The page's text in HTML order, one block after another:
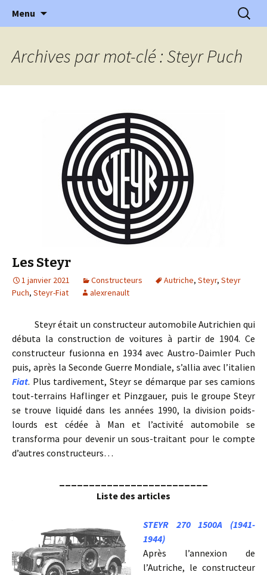
l'Automobile Ancienne
l'automobile ancienne : articles, historiques
…
Menu
Archives par mot-clé : Steyr Puch
Les Steyr
1 janvier 2021 Constructeurs Autriche, Steyr, Steyr
Puch, Steyr-Fiat alexrenault
Steyr était un constructeur automobile Autrichien qui
débuta la construction de voitures à partir de 1904. Ce
constructeur fusionna en 1934 avec Austro-Daimler Puch
puis, après la Seconde Guerre Mondiale, s’allia avec l’italien
Fiat. Plus tardivement, Steyr se démarque par ses camions
tout-terrains Haflinger et Pinzgauer, puis le groupe Steyr
se trouve liquidé dans les années 1990, la division poids-
lourds est cédée à Man et l’activité automobile se
transforma pour devenir un sous-traitant pour le compte
d’autres constructeurs…
Liste des articles
STEYR 270 1500A (1941-
1944)
Après l’annexion de
l’Autriche, le constructeur